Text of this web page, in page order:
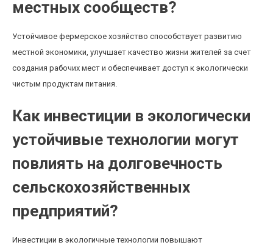
местных сообществ?
Устойчивое фермерское хозяйство способствует развитию
местной экономики, улучшает качество жизни жителей за счет
создания рабочих мест и обеспечивает доступ к экологически
чистым продуктам питания.
Как инвестиции в экологически
устойчивые технологии могут
повлиять на долговечность
сельскохозяйственных
предприятий?
Инвестиции в экологичные технологии повышают